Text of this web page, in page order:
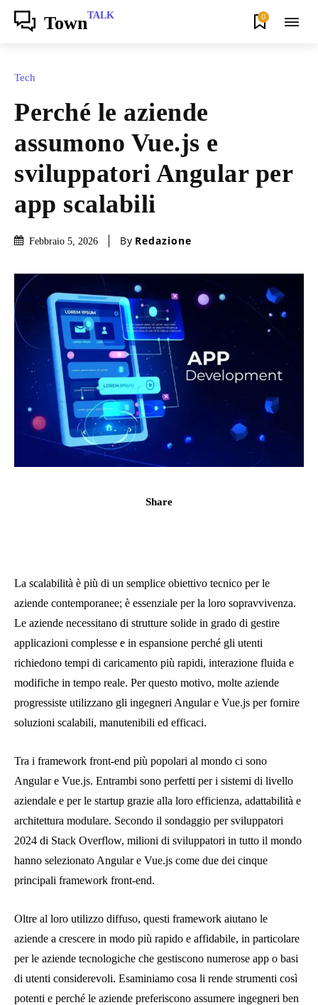
TownTALK 0
Tech
Perché le aziende
assumono Vue.js e
sviluppatori Angular per
app scalabili
Febbraio 5, 2026 By Redazione
Share
La scalabilità è più di un semplice obiettivo tecnico per le
aziende contemporanee; è essenziale per la loro sopravvivenza.
Le aziende necessitano di strutture solide in grado di gestire
applicazioni complesse e in espansione perché gli utenti
richiedono tempi di caricamento più rapidi, interazione fluida e
modifiche in tempo reale. Per questo motivo, molte aziende
progressiste utilizzano gli ingegneri Angular e Vue.js per fornire
soluzioni scalabili, manutenibili ed efficaci.
Tra i framework front-end più popolari al mondo ci sono
Angular e Vue.js. Entrambi sono perfetti per i sistemi di livello
aziendale e per le startup grazie alla loro efficienza, adattabilità e
architettura modulare. Secondo il sondaggio per sviluppatori
2024 di Stack Overflow, milioni di sviluppatori in tutto il mondo
hanno selezionato Angular e Vue.js come due dei cinque
principali framework front-end.
Oltre al loro utilizzo diffuso, questi framework aiutano le
aziende a crescere in modo più rapido e affidabile, in particolare
per le aziende tecnologiche che gestiscono numerose app o basi
di utenti considerevoli. Esaminiamo cosa li rende strumenti così
potenti e perché le aziende preferiscono assumere ingegneri ben